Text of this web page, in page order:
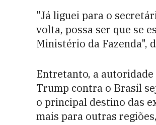
"Já liguei para o
volta, possa ser que se
Ministério da Fazenda",
Entretanto, a
Trump contra o Brasil
o principal destino das
mais para outras